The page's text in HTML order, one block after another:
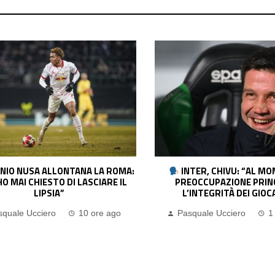
CHIVU: “AL MOMENTO LA
PRINCIPALE È
DEI GIOCATORI”
Ucciero 1 giorno ago
JUVENTUS, SPALLETTI:
AVER RETTO L’URTO.
DOLORE. BUONI SEGNALI DA
Pasquale Ucciero